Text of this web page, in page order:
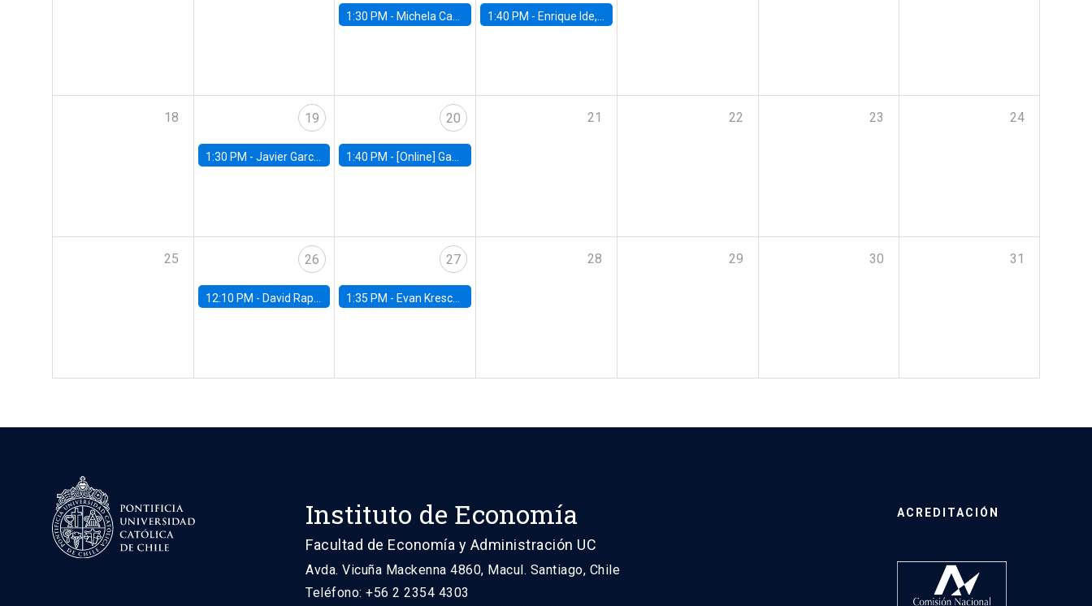
1:30 PM - Michela Carlana, Harvard Kennedy School 1:40 PM - Enrique Ide, IESE
18 19
1:30 PM - Javier Garcia Cicco, Universidad de San Andres
20
1:40 PM - [Online] Gabriel Englander, World Bank
21 22 23 24
25 26
12:10 PM - David Rappoport, FED Board
27
1:35 PM - Evan Kresch, Oberlin College
28 29 30 31
Instituto de Economía
Facultad de Economía y Administración UC
Avda. Vicuña Mackenna 4860, Macul. Santiago, Chile
Teléfono: +56 2 2354 4303
ACREDITACIÓN